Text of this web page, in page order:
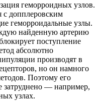
геморроидных узлов.
допплеровским
геморроидальные узлы.
найденную артерию
поступление
абсолютно
производят в
но он намного
Поэтому его
затруднено — например,
узлах.